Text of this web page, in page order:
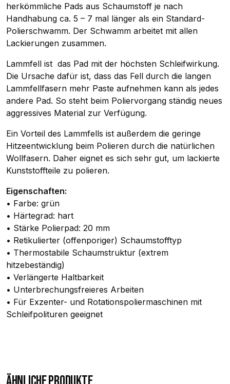
herkömmliche Pads aus Schaumstoff je nach
Handhabung ca. 5 – 7 mal länger als ein Standard-
Polierschwamm. Der Schwamm arbeitet mit allen
Lackierungen zusammen.
Lammfell ist das Pad mit der höchsten Schleifwirkung.
Die Ursache dafür ist, dass das Fell durch die langen
Lammfellfasern mehr Paste aufnehmen kann als jedes
andere Pad. So steht beim Poliervorgang ständig neues
aggressives Material zur Verfügung.
Ein Vorteil des Lammfells ist außerdem die geringe
Hitzeentwicklung beim Polieren durch die natürlichen
Wollfasern. Daher eignet es sich sehr gut, um lackierte
Kunststoffteile zu polieren.
Eigenschaften:
• Farbe: grün
• Härtegrad: hart
• Stärke Polierpad: 20 mm
• Retikulierter (offenporiger) Schaumstofftyp
• Thermostabile Schaumstruktur (extrem
hitzebeständig)
• Verlängerte Haltbarkeit
• Unterbrechungsfreieres Arbeiten
• Für Exzenter- und Rotationspoliermaschinen mit
Schleifpolituren geeignet